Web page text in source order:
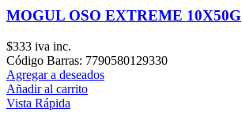
MOGUL OSO EXTREME 10X50G
$333 iva inc.
Código Barras: 7790580129330
Agregar a deseados
Añadir al carrito
Vista Rápida